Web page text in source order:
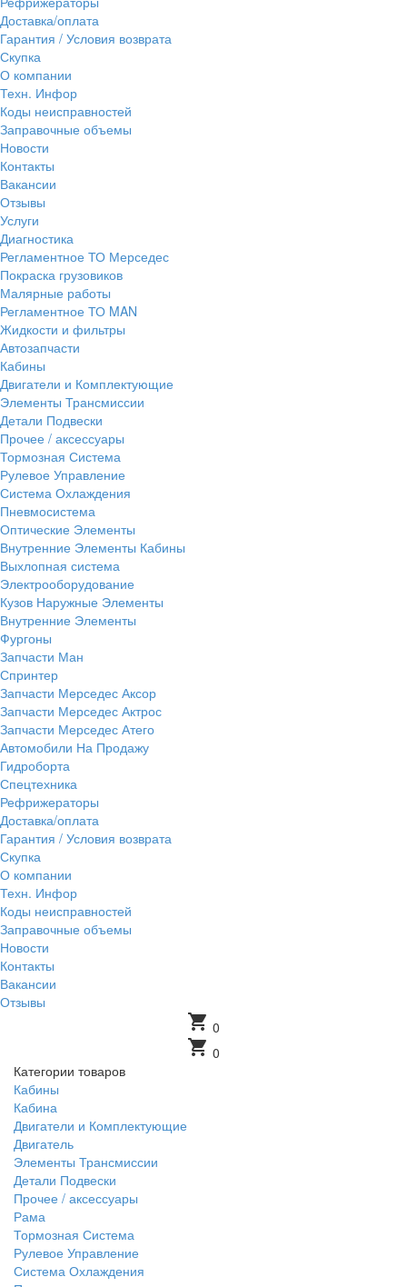
Доставка/оплата
Гарантия / Условия возврата
Скупка
О компании
Техн. Инфор
Коды неисправностей
Заправочные объемы
Новости
Контакты
Вакансии
Отзывы
Услуги
Диагностика
Регламентное ТО Мерседес
Покраска грузовиков
Малярные работы
Регламентное ТО MAN
Жидкости и фильтры
Автозапчасти
Кабины
Двигатели и Комплектующие
Элементы Трансмиссии
Детали Подвески
Прочее / аксессуары
Тормозная Система
Рулевое Управление
Система Охлаждения
Пневмосистема
Оптические Элементы
Внутренние Элементы Кабины
Выхлопная система
Электрооборудование
Кузов Наружные Элементы
Внутренние Элементы
Фургоны
Запчасти Ман
Спринтер
Запчасти Мерседес Аксор
Запчасти Мерседес Актрос
Запчасти Мерседес Атего
Автомобили На Продажу
Гидроборта
Спецтехника
Рефрижераторы
Доставка/оплата
Гарантия / Условия возврата
Скупка
О компании
Техн. Инфор
Коды неисправностей
Заправочные объемы
Новости
Контакты
Вакансии
Отзывы
shopping_cart 0
shopping_cart 0
Категории товаров
Кабины
Кабина
Двигатели и Комплектующие
Двигатель
Элементы Трансмиссии
Детали Подвески
Прочее / аксессуары
Рама
Тормозная Система
Рулевое Управление
Система Охлаждения